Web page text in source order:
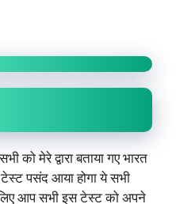
मेरे द्वारा बताया गए भारत
पसंद आया होगा ये सभी
आप सभी इस टेस्ट को अपने